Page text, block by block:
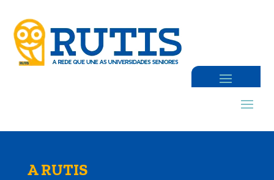
A RUTIS